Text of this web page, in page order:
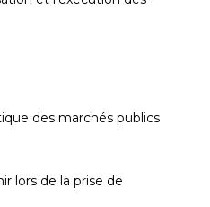
des marchés publics​
lors de la prise de